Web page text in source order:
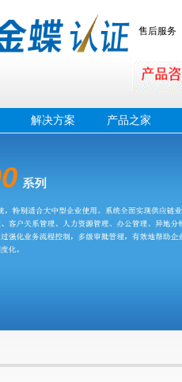
售后服务
解决方案 产品之家